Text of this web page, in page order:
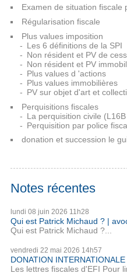
Examen de situation fiscale
Régularisation fiscale
Plus values imposition
Les 6 définitions de la SPI
Non résident et PV de
Non résident et PV
Plus values d 'actions
Plus values immobilières
PV sur objet d'art et
Perquisitions fiscales
La perquisition civile
Perquisition par police
donation et succession le
Notes récentes
lundi 08 juin 2026 11h28
Qui est Patrick Michaud ? |
Qui est Patrick Michaud ?...
vendredi 22 mai 2026 14h57
DONATION
Les lettres fiscales d'EFI Pour